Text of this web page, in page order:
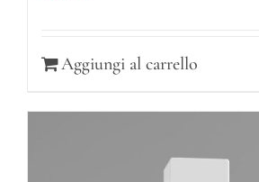
Aggiungi al carrello